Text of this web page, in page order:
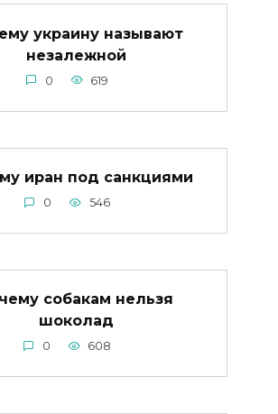
украину называют
незалежной
0 619
иран под санкциями
0 546
собакам нельзя
шоколад
0 608